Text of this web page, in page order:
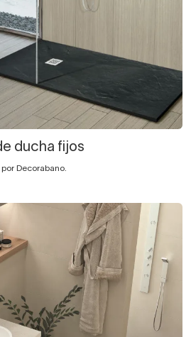
ducha fijos
Decorabano.